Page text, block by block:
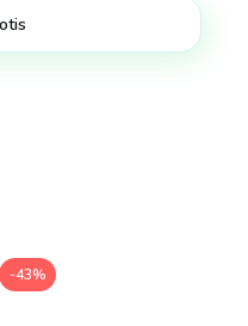
-43%